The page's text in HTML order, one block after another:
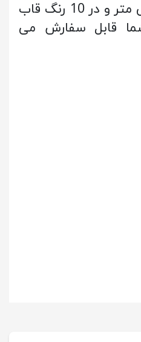
قاب تابلو ها 2 سانتی متر و در 10 رنگ قاب
قابل سفارش می